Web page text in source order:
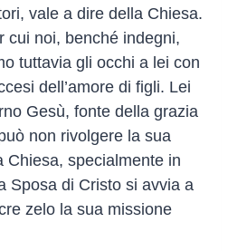
vale a dire della Chiesa.
cui noi, benché indegni,
tuttavia gli occhi a lei con
dell’amore di figli. Lei
Gesù, fonte della grazia
non rivolgere la sua
Chiesa, specialmente in
Sposa di Cristo si avvia a
zelo la sua missione